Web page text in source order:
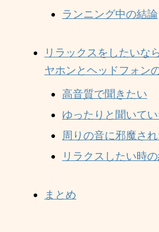
ランニング中の結論
リラックスをしたいな
ヤホンとヘッドフォン
高音質で聞きたい
ゆったりと聞いて
周りの音に邪魔さ
リラクスしたい時
まとめ